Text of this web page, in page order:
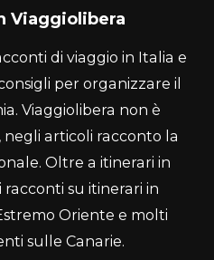
Viaggiolibera
di viaggio in Italia e
per organizzare il
Viaggiolibera non è
negli articoli racconto la
Oltre a itinerari in
su itinerari in
Oriente e molti
sulle Canarie.